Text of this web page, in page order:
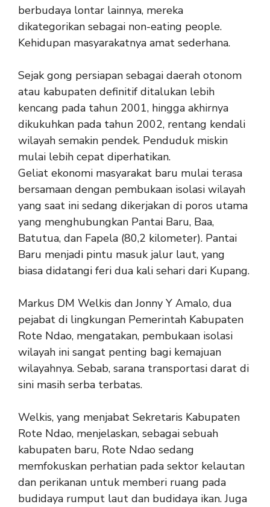
berbudaya lontar lainnya, mereka
dikategorikan sebagai non-eating people.
Kehidupan masyarakatnya amat sederhana.
Sejak gong persiapan sebagai daerah otonom
atau kabupaten definitif ditalukan lebih
kencang pada tahun 2001, hingga akhirnya
dikukuhkan pada tahun 2002, rentang kendali
wilayah semakin pendek. Penduduk miskin
mulai lebih cepat diperhatikan.
Geliat ekonomi masyarakat baru mulai terasa
bersamaan dengan pembukaan isolasi wilayah
yang saat ini sedang dikerjakan di poros utama
yang menghubungkan Pantai Baru, Baa,
Batutua, dan Fapela (80,2 kilometer). Pantai
Baru menjadi pintu masuk jalur laut, yang
biasa didatangi feri dua kali sehari dari Kupang.
Markus DM Welkis dan Jonny Y Amalo, dua
pejabat di lingkungan Pemerintah Kabupaten
Rote Ndao, mengatakan, pembukaan isolasi
wilayah ini sangat penting bagi kemajuan
wilayahnya. Sebab, sarana transportasi darat di
sini masih serba terbatas.
Welkis, yang menjabat Sekretaris Kabupaten
Rote Ndao, menjelaskan, sebagai sebuah
kabupaten baru, Rote Ndao sedang
memfokuskan perhatian pada sektor kelautan
dan perikanan untuk memberi ruang pada
budidaya rumput laut dan budidaya ikan. Juga